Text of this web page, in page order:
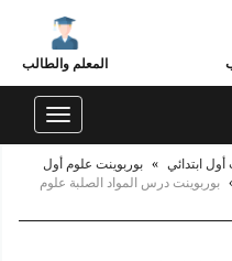
المعلم والطالب
Toggle
أول ابتدائي » بوربوينت علوم أول
بوربوينت درس المواد الصلبة علوم